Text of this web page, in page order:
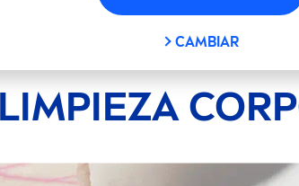
CAMBIAR
LIMPIEZA
APLICAR